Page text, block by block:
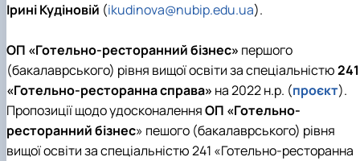
Ірині Кудіновій (ikudinova@nubip.edu.ua).
ОП «Готельно-ресторанний бізнес» першого
(бакалаврського) рівня вищої освіти за спеціальністю241
«Готельно-ресторанна справа» на 2022 н.р. (проєкт).
Пропозиції щодо удосконаленняОП «Готельно-
ресторанний бізнес» пешого (бакалаврського) рівня
вищої освіти за спеціальністю 241 «Готельно-ресторанна